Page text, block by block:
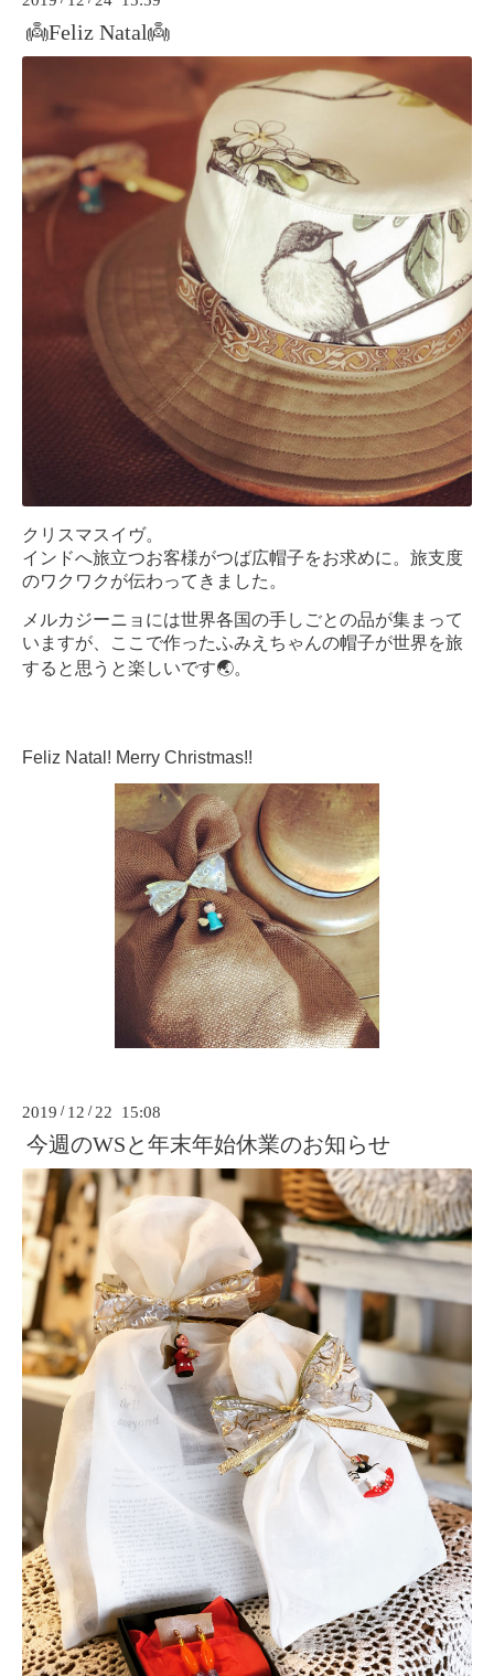
👼Feliz Natal👼
クリスマスイヴ。
インドへ旅立つお客様がつば広帽子をお求めに。旅支度
のワクワクが伝わってきました。
メルカジーニョには世界各国の手しごとの品が集まって
いますが、ここで作ったふみえちゃんの帽子が世界を旅
すると思うと楽しいです🌏。
Feliz Natal! Merry Christmas!!
2019 / 12 / 22 15:08
今週のWSと年末年始休業のお知らせ